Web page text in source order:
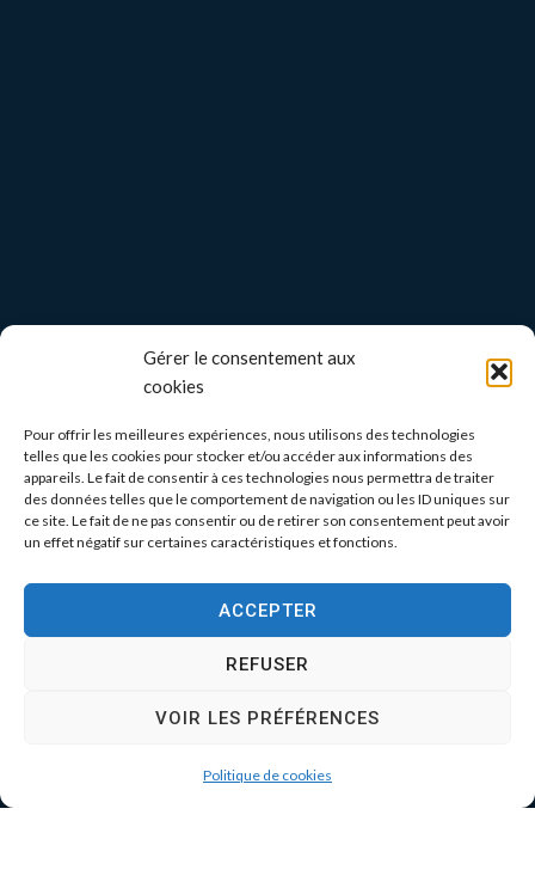
Gérer le consentement aux
cookies
Pour offrir les meilleures expériences, nous utilisons des technologies
telles que les cookies pour stocker et/ou accéder aux informations des
appareils. Le fait de consentir à ces technologies nous permettra de traiter
des données telles que le comportement de navigation ou les ID uniques sur
ce site. Le fait de ne pas consentir ou de retirer son consentement peut avoir
un effet négatif sur certaines caractéristiques et fonctions.
ACCEPTER
REFUSER
VOIR LES PRÉFÉRENCES
Politique de cookies